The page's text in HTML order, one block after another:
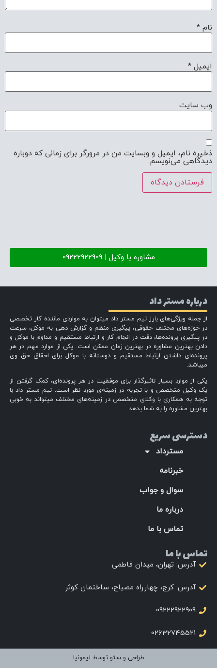
نام *
ایمیل *
وب‌ سایت
ذخیره نام، ایمیل و وبسایت من در مرورگر برای زمانی که دوباره
دیدگاهی می‌نویسم.
مشاوره با وکیل | 09222922909
درباره مستر داد
از جمله ویژگی‌های بارز تیم مستر داد میتوان به مواردی ماننده کار تخصصی
در حوزه‌های مختلف حقوقی، پیگیری منظم و گزارش دهی به موکل، سرعت
در پیگیری پرونده‌ها، دقت در انجام کار و ارتباط مستقیم و مداوم با موکل و
دادن بهترین مشاوره در بهترین زمان ممکن است. یکی از موارد مهم در هر
پرونده‌ای داشتن ارتباط مستقیم و دوستانه با موکل برای احقاق حق وی
میباشد.
یکی از موارد بسیار تاثیرگذار برای موفقیت در هر پرونده‌ای، کمک گرفتن از
یک وکیل متخصص و با تجربه در زمینه‌ی مورد نظر است. تیم مستر داد با
توجه به همکاری با وکلای متخصص در زمینه‌های مختلف میتواند به خوبی
بهترین مشاوره را به شما بدهد
دسترسی سریع
مسترداد
خبرنامه
سوال و جواب
درباره ما
تماس با ما
تماس با ما
آدرس: تهران، میدان فاطمی
آدرس: کرج، چهارراه مصباح، ساختمان کوثر
09222922909
02632745521
طراحی و سئو توسط لیمونیا